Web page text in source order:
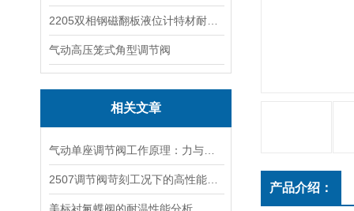
气动高压笼式角型调节阀
相关文章
产品介绍：